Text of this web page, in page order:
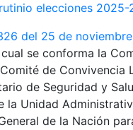
elecciones 2025-
del 25 de
se conforma la
de Convivencia
de Seguridad y
la Unidad
de la Nación